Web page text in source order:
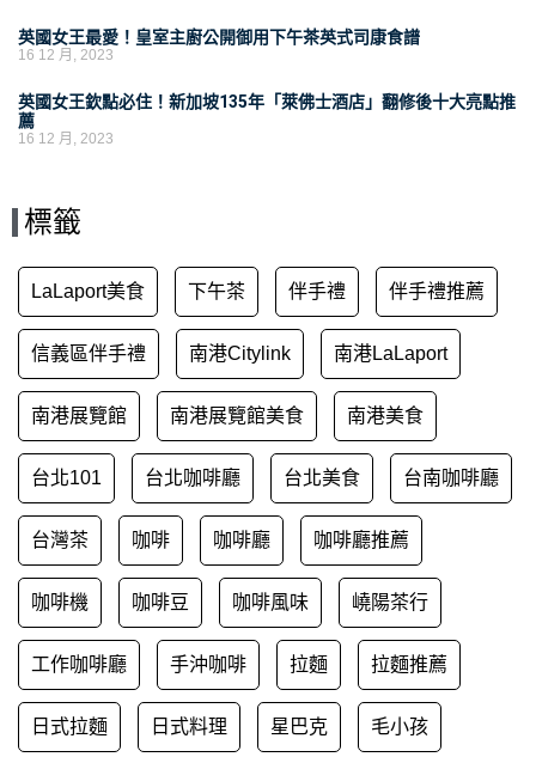
英國女王最愛！皇室主廚公開御用下午茶英式司康食譜
16 12 月, 2023
英國女王欽點必住！新加坡135年「萊佛士酒店」翻修後十大亮點推
薦
16 12 月, 2023
標籤
LaLaport美食 下午茶 伴手禮 伴手禮推薦
信義區伴手禮 南港Citylink 南港LaLaport
南港展覽館 南港展覽館美食 南港美食
台北101 台北咖啡廳 台北美食 台南咖啡廳
台灣茶 咖啡 咖啡廳 咖啡廳推薦
咖啡機 咖啡豆 咖啡風味 嶢陽茶行
工作咖啡廳 手沖咖啡 拉麵 拉麵推薦
日式拉麵 日式料理 星巴克 毛小孩